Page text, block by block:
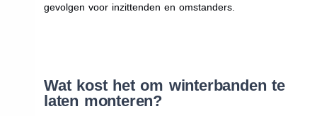
gevolgen voor inzittenden en omstanders.
Wat kost het om winterbanden te
laten monteren?